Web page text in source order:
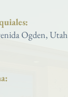
Ogden, Utah